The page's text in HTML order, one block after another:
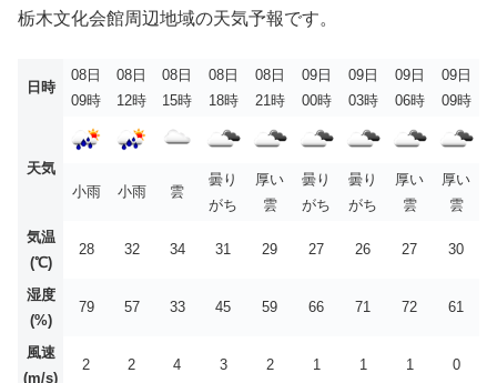
栃木文化会館周辺地域の天気予報です。
日時
08日
09時
08日
12時
08日
15時
08日
18時
08日
21時
09日
00時
09日
03時
09日
06時
09日
09時
天気
小雨
小雨 雲
曇り
がち
厚い
雲
曇り
がち
曇り
がち
厚い
雲
厚い
雲
気温
(℃)
28 32 34 31 29 27 26 27 30
湿度
(%)
79 57 33 45 59 66 71 72 61
風速
(m/s)
2 2 4 3 2 1 1 1 0